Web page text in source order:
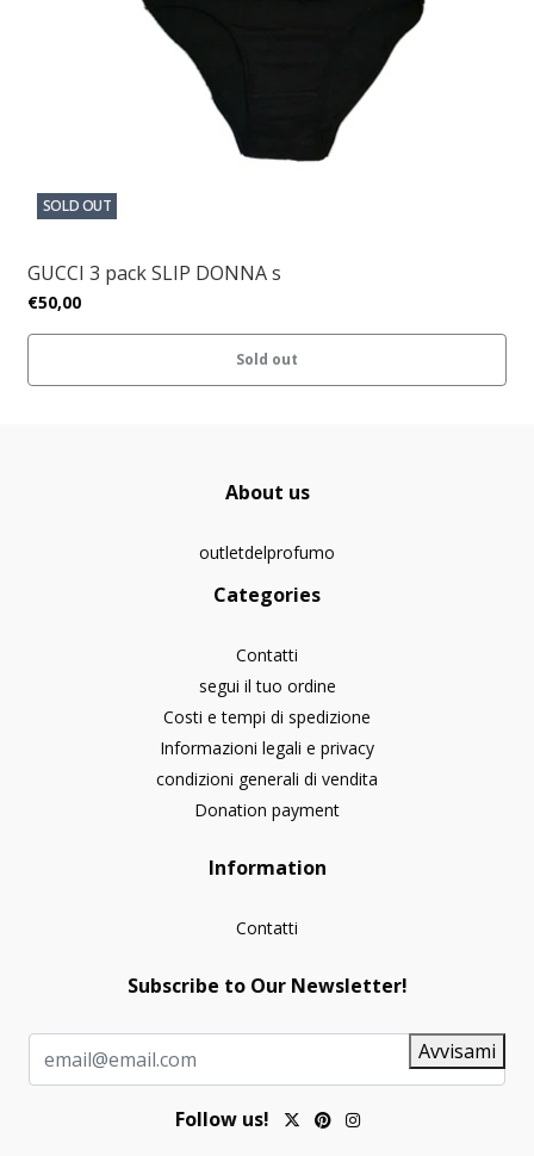
SOLD OUT
GUCCI 3 pack SLIP DONNA s
€50,00
Sold out
About us
outletdelprofumo
Categories
Contatti
segui il tuo ordine
Costi e tempi di spedizione
Informazioni legali e privacy
condizioni generali di vendita
Donation payment
Information
Contatti
Subscribe to Our Newsletter!
Avvisami
Follow us!